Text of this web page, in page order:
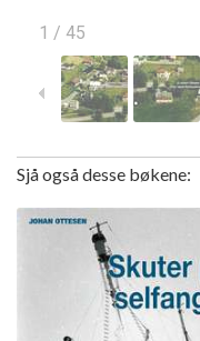
1 / 45
Sjå også desse bøkene: